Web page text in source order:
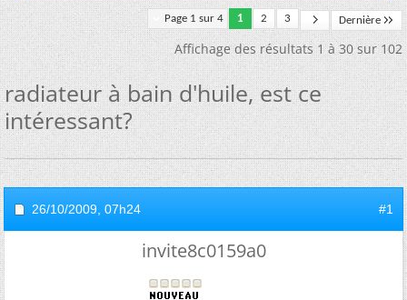
Page 1 sur 4 1 2 3 Dernière
Affichage des résultats 1 à 30 sur 102
radiateur à bain d'huile, est ce
intéressant?
26/10/2009, 07h24 #1
invite8c0159a0